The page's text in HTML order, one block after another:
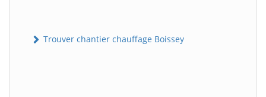
Trouver chantier chauffage Boissey